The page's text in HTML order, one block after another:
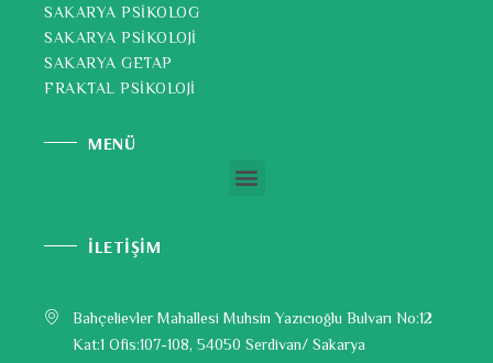
SAKARYA PSİKOLOG
SAKARYA PSİKOLOJİ
SAKARYA GETAP
FRAKTAL PSİKOLOJİ
MENÜ
İLETİŞİM
Bahçelievler Mahallesi Muhsin Yazıcıoğlu Bulvarı No:12
Kat:1 Ofis:107-108, 54050 Serdivan/ Sakarya